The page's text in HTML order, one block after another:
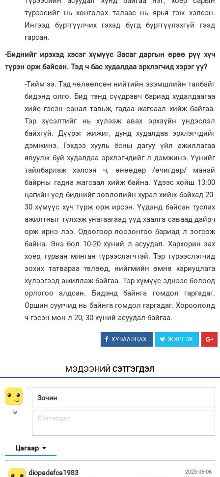
түрээсийг нь хөнгөлөх талаас нь ярья гэж хэлсэн.
Ингээд бүртгүүлчих гэхэд бүгд бүртгүүлэхгүй гээд
гарсан.
-Биднийг ирэхэд хэсэг хүмүүс Засаг даргын өрөө рүү хүч
түрэн орж байсан. Тэд ч бас худалдаа эрхлэгчид хэрэг үү?
-Тийм ээ. Тэд чөлөөлсөн нийтийн эзэмшлийн талбайг
бидэнд олго. Бид тэнд сүүдрэвч бариад худалдаагаа
хийе гэсэн санал тавьж, гадаа жагсаал хийж байгаа.
Тэр хүсэлтийг нь хүлээж авах эрхзүйн үндэслэл
байхгүй. Дүүрэг жижиг, дунд худалдаа эрхлэгчдийг
дэмжинэ. Гэхдээ хууль ёсны дагуу үйл ажиллагаа
явуулж буй худалдаа эрхлэгчдийг л дэмжинэ. Үүнийг
тайлбарлаж хэлсэн ч, өнөөдөр /өчигдөр/ манай
байрны гадна жагсаал хийж байна. Үдээс хойш 13:00
цагийн үед биднийг зөвлөлийн хурал хийж байхад 20-
30 хүмүүс хүч түрж орж ирсэн. Үүдэнд байсан туслах
ажилтныг түлхэж унагаагаад үүд хаалга саваад дайрч
орж ирнэ лээ. Одоогоор лоозонгоо бариад л зогсож
байна. Энэ бол 10-20 хүний л асуудал. Хархорин зах
хоёр, гурван мянган түрээслэгчтэй. Тэр түрээслэгчид
зохих татвараа төлөөд, нийгмийн өмнө хариуцлага
хүлээгээд ажиллаж байгаа. Тэр хүмүүс эднээс болоод
орлогоо алдсан. Бидэнд байнга гомдол гаргадаг.
Оршин суугчид нь байнга гомдол гаргадаг. Хороололд
ч гэсэн мөн л 20, 30 хүний асуудал байгаа.
ХУВААЛЦАХ ЖИРГЭХ
МЭДЭЭНИЙ СЭТГЭГДЭЛ
Цагаар
2023-06-06
diopadefca1983